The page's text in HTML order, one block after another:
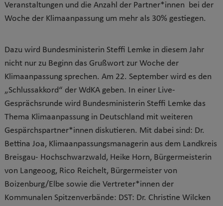
Veranstaltungen und die Anzahl der Partner*innen bei der
Woche der Klimaanpassung um mehr als 30% gestiegen.
Dazu wird Bundesministerin Steffi Lemke in diesem Jahr
nicht nur zu Beginn das Grußwort zur Woche der
Klimaanpassung sprechen. Am 22. September wird es den
„Schlussakkord“ der WdKA geben. In einer Live-
Gesprächsrunde wird Bundesministerin Steffi Lemke das
Thema Klimaanpassung in Deutschland mit weiteren
Gespärchspartner*innen diskutieren. Mit dabei sind: Dr.
Bettina Joa, Klimaanpassungsmanagerin aus dem Landkreis
Breisgau- Hochschwarzwald, Heike Horn, Bürgermeisterin
von Langeoog, Rico Reichelt, Bürgermeister von
Boizenburg/Elbe sowie die Vertreter*innen der
Kommunalen Spitzenverbände: DST: Dr. Christine Wilcken